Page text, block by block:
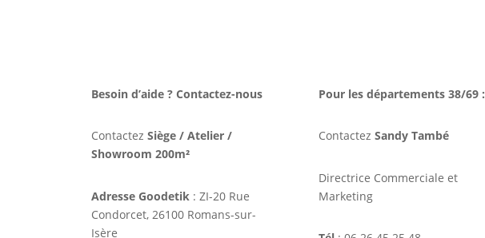
Besoin d’aide ? Contactez-nous
Contactez Siège / Atelier /
Showroom 200m²
Adresse Goodetik: ZI-20 Rue
Condorcet, 26100 Romans-sur-
Isère
Pour les départements 38/69 :
Contactez Sandy També
Directrice Commerciale et
Marketing